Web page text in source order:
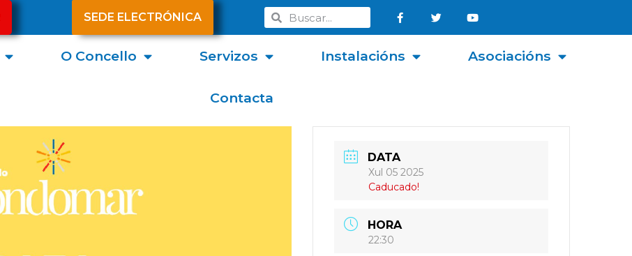
SEDE ELECTRÓNICA
O Concello Servizos Instalacións Asociacións
Contacta
DATA
Xul 05 2025
Caducado!
HORA
22:30